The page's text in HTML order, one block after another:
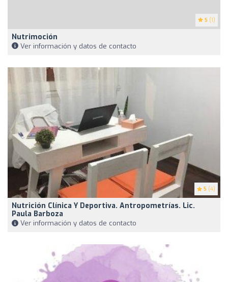
5 (1)
Nutrimoción
Ver información y datos de contacto
5 (4)
Nutrición Clínica Y Deportiva. Antropometrías. Lic.
Paula Barboza
Ver información y datos de contacto